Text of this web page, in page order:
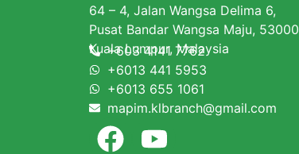
64 – 4, Jalan Wangsa Delima 6,
Pusat Bandar Wangsa Maju, 53000
Kuala Lumpur, Malaysia
+603 4141 7762
+6013 441 5953
+6013 655 1061
mapim.klbranch@gmail.com